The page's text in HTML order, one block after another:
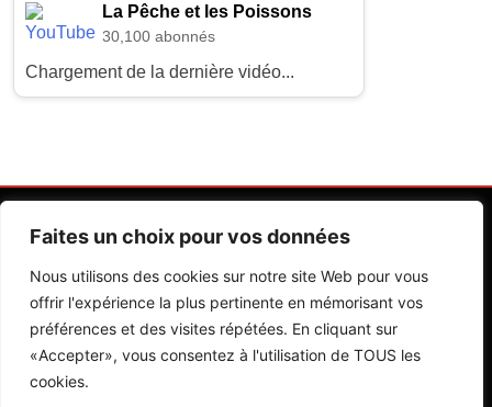
Faites un choix pour vos données
Nous utilisons des cookies sur notre site Web pour vous
offrir l'expérience la plus pertinente en mémorisant vos
préférences et des visites répétées. En cliquant sur
«Accepter», vous consentez à l'utilisation de TOUS les
cookies.
La Pêche et les Poissons
30,100 abonnés
Chargement de la dernière vidéo...
Contactez Nos Rédactions Mentions Légales